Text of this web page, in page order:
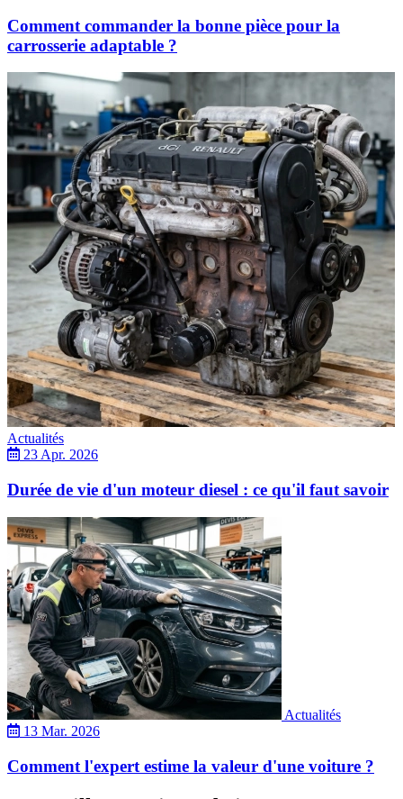
Comment commander la bonne pièce pour la
carrosserie adaptable ?
Actualités
23 Apr. 2026
Durée de vie d'un moteur diesel : ce qu'il faut savoir
Actualités
13 Mar. 2026
Comment l'expert estime la valeur d'une voiture ?